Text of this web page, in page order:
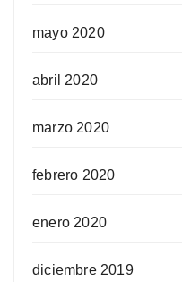
mayo 2020
abril 2020
marzo 2020
febrero 2020
enero 2020
diciembre 2019